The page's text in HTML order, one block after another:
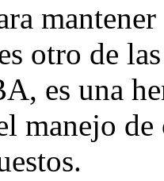
otro de
es una
manejo